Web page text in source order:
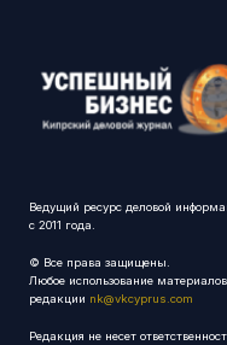
Ведущий ресурс деловой
с 2011 года.
© Все права защищены.
Любое использование
редакции nk@vkcyprus.com
Редакция не несет